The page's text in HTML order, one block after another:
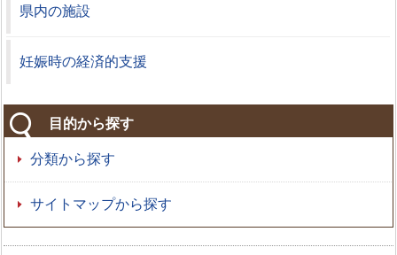
県内の施設
妊娠時の経済的支援
目的から探す
分類から探す
サイトマップから探す